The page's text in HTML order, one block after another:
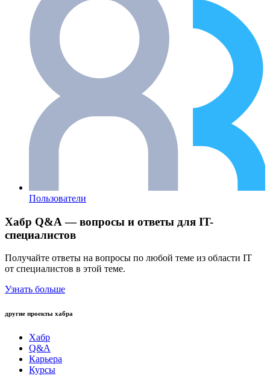
Пользователи
Хабр Q&A — вопросы и ответы для IT-
специалистов
Получайте ответы на вопросы по любой теме из области IT
от специалистов в этой теме.
Узнать больше
другие проекты хабра
Хабр
Q&A
Карьера
Курсы